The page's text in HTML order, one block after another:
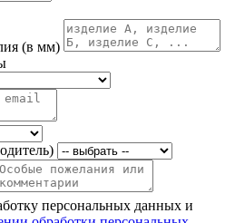
(в мм)
персональных данных и